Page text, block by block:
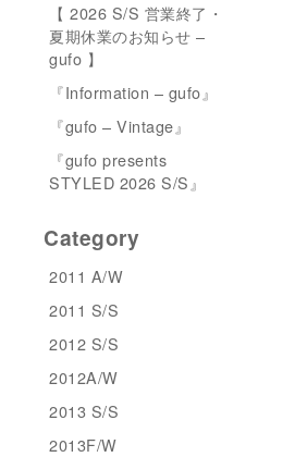
【 2026 S/S 営業終了・
夏期休業のお知らせ –
gufo 】
『Information – gufo』
『gufo – Vintage』
『gufo presents
STYLED 2026 S/S』
Category
2011 A/W
2011 S/S
2012 S/S
2012A/W
2013 S/S
2013F/W